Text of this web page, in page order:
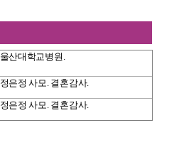
울산대학교병원 .
정은정 사모. 결혼감사.
정은정 사모. 결혼감사.